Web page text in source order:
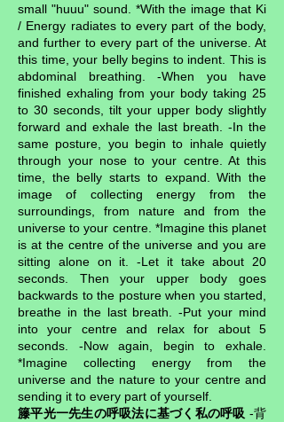
small "huuu" sound. *With the image that Ki
/ Energy radiates to every part of the body,
and further to every part of the universe. At
this time, your belly begins to indent. This is
abdominal breathing. -When you have
finished exhaling from your body taking 25
to 30 seconds, tilt your upper body slightly
forward and exhale the last breath. -In the
same posture, you begin to inhale quietly
through your nose to your centre. At this
time, the belly starts to expand. With the
image of collecting energy from the
surroundings, from nature and from the
universe to your centre. *Imagine this planet
is at the centre of the universe and you are
sitting alone on it. -Let it take about 20
seconds. Then your upper body goes
backwards to the posture when you started,
breathe in the last breath. -Put your mind
into your centre and relax for about 5
seconds. -Now again, begin to exhale.
*Imagine collecting energy from the
universe and the nature to your centre and
sending it to every part of yourself.
籐平光一先生の呼吸法に基づく私の呼吸 -背